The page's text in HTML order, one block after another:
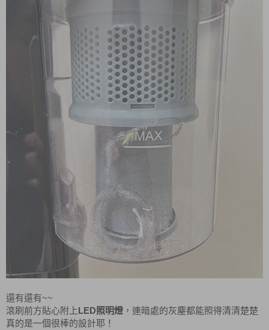
還有還有~~
滾刷前方貼心附上LED照明燈 ，連暗處的灰塵都能照得清清楚楚
真的是一個很棒的設計耶！